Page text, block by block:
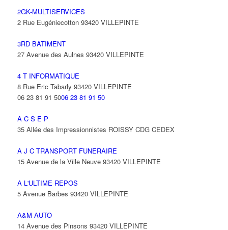
2GK-MULTISERVICES
2 Rue Eugéniecotton 93420 VILLEPINTE
3RD BATIMENT
27 Avenue des Aulnes 93420 VILLEPINTE
4 T INFORMATIQUE
8 Rue Eric Tabarly 93420 VILLEPINTE
06 23 81 91 5006 23 81 91 50
A C S E P
35 Allée des Impressionnistes ROISSY CDG CEDEX
A J C TRANSPORT FUNERAIRE
15 Avenue de la Ville Neuve 93420 VILLEPINTE
A L'ULTIME REPOS
5 Avenue Barbes 93420 VILLEPINTE
A&M AUTO
14 Avenue des Pinsons 93420 VILLEPINTE